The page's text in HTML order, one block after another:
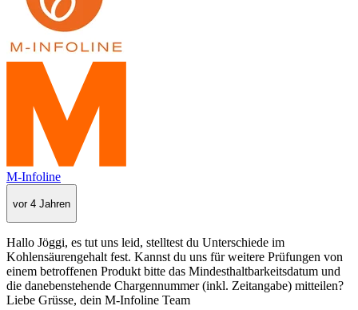
M-Infoline
vor 4 Jahren
Hallo Jöggi, es tut uns leid, stelltest du Unterschiede im
Kohlensäurengehalt fest. Kannst du uns für weitere Prüfungen von
einem betroffenen Produkt bitte das Mindesthaltbarkeitsdatum und
die danebenstehende Chargennummer (inkl. Zeitangabe) mitteilen?
Liebe Grüsse, dein M-Infoline Team